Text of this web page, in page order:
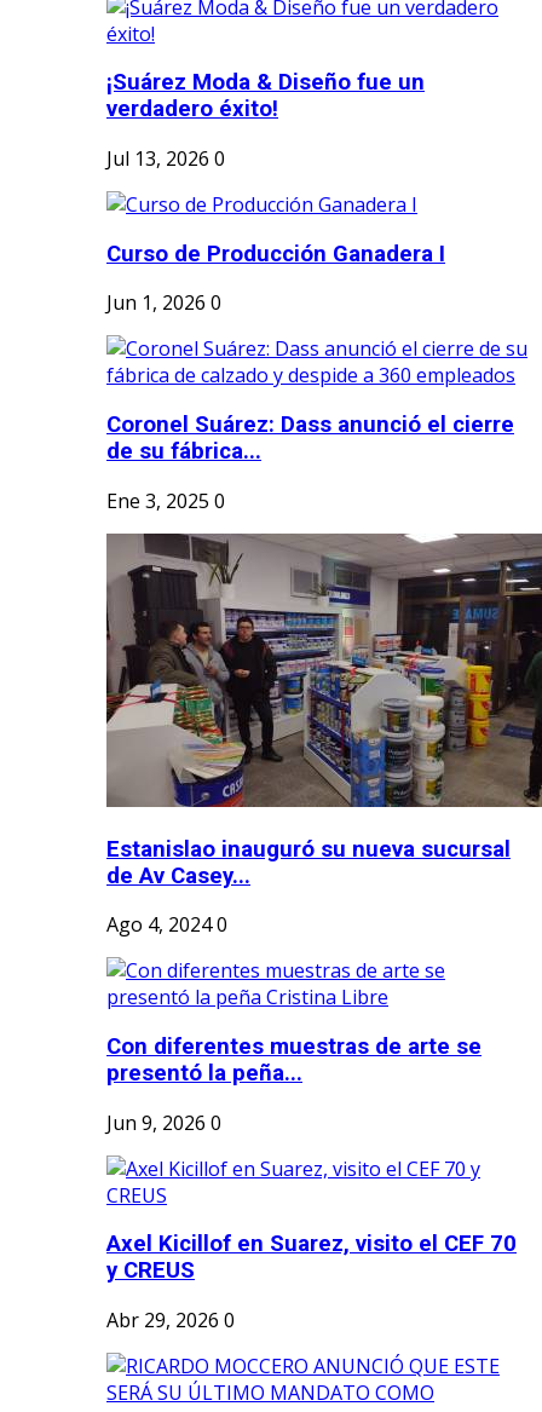
¡Suárez Moda & Diseño fue un
verdadero éxito!
Jul 13, 2026 0
Curso de Producción Ganadera I
Jun 1, 2026 0
Coronel Suárez: Dass anunció el cierre
de su fábrica...
Ene 3, 2025 0
Estanislao inauguró su nueva sucursal
de Av Casey...
Ago 4, 20240
Con diferentes muestras de arte se
presentó la peña...
Jun 9, 2026 0
Axel Kicillof en Suarez, visito el CEF 70
y CREUS
Abr 29, 2026 0